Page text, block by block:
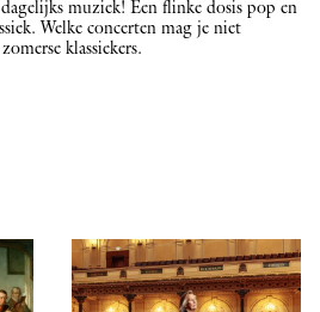
muziek! Een flinke dosis pop en
Welke concerten mag je niet
klassiekers.